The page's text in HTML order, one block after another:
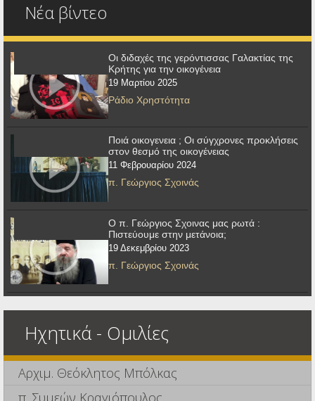
Νέα βίντεο
Οι διδαχές της γερόντισσας Γαλακτίας της
Κρήτης για την οικογένεια
19 Μαρτίου 2025
Ράδιο Χρηστότητα
Ποιά οικογενεια ; Οι σύγχρονες προκλήσεις
στον θεσμό της οικογένειας
11 Φεβρουαρίου 2024
π. Γεώργιος Σχοινάς
Ο π. Γεώργιος Σχοινας μας ρωτά :
Πιστεύουμε στην μετάνοια;
19 Δεκεμβρίου 2023
π. Γεώργιος Σχοινάς
Ηχητικά - Ομιλίες
Αρχιμ. Θεόκλητος Μπόλκας
π. Συμεών Κραγιόπουλος